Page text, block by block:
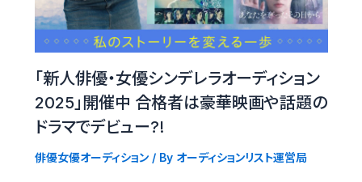
「新人俳優・女優シンデレラオーディション
2025」開催中 合格者は豪華映画や話題の
ドラマでデビュー?!
俳優女優オーディション/ By オーディションリスト運営局